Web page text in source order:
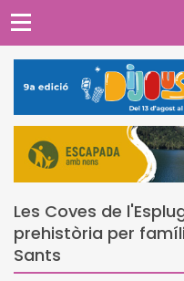
Les Coves de
prehistòria per
Sants